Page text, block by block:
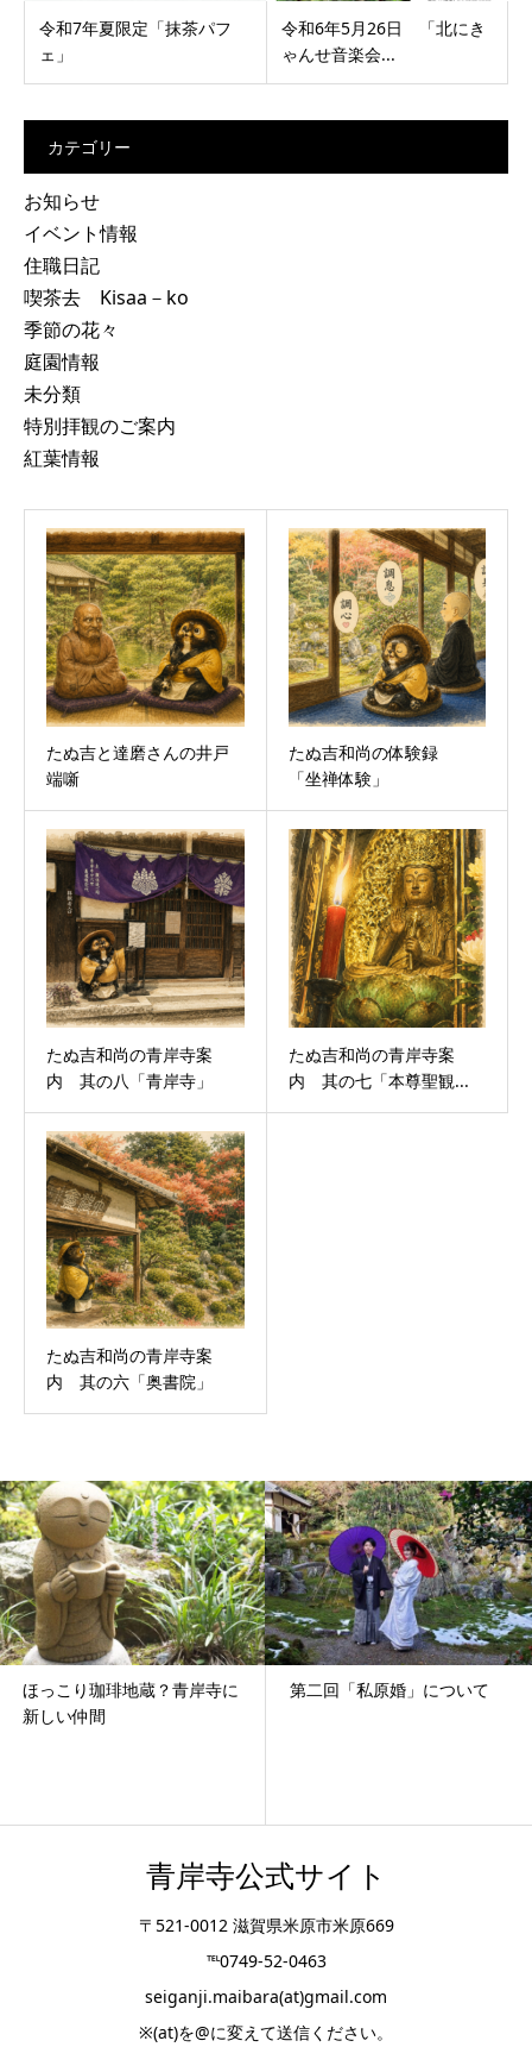
令和7年夏限定「抹茶パフ
ェ」
令和6年5月26日 「北にき
ゃんせ音楽会...
カテゴリー
お知らせ
イベント情報
住職日記
喫茶去 Kisaa－ko
季節の花々
庭園情報
未分類
特別拝観のご案内
紅葉情報
たぬ吉と達磨さんの井戸
端噺
たぬ吉和尚の体験録
「坐禅体験」
たぬ吉和尚の青岸寺案
内 其の八「青岸寺」
たぬ吉和尚の青岸寺案
内 其の七「本尊聖観...
たぬ吉和尚の青岸寺案
内 其の六「奥書院」
蔵？青岸寺に 第二回「私原婚」について
～光明の灯
青岸寺公式サイト
〒521-0012 滋賀県米原市米原669
℡0749-52-0463
seiganji.maibara(at)gmail.com
※(at)を@に変えて送信ください。